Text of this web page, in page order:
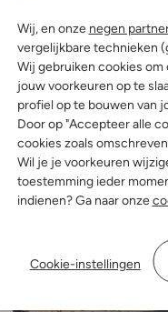
Wij, en onze negen
vergelijkbare technieken
Wij gebruiken cookies
jouw voorkeuren op te
profiel op te bouwen van
Door op "Accepteer alle
cookies zoals
Wil je je voorkeuren
toestemming ieder
indienen? Ga naar onze
Cookie-instellingen